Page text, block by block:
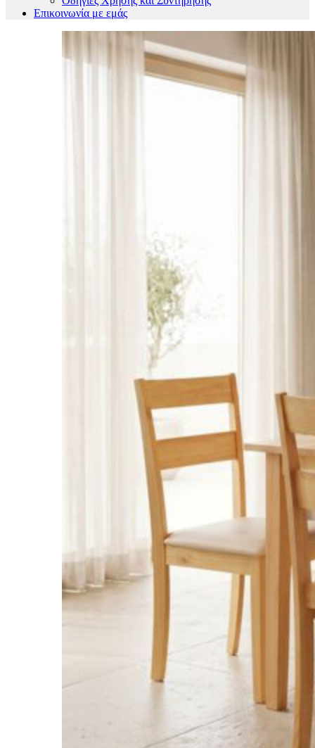
Επικοινωνία με εμάς